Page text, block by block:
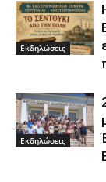
Εκδηλώσεις
Εκδηλώσεις